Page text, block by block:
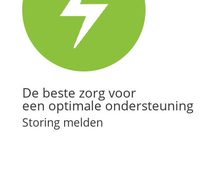
De beste zorg voor
een optimale ondersteuning
Storing melden